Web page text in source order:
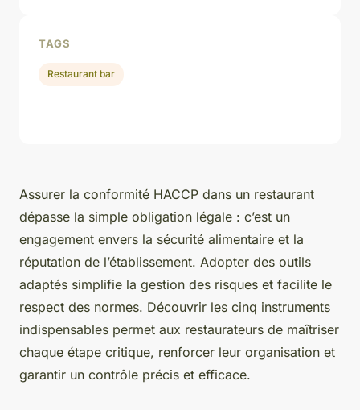
Assurer la conformité HACCP dans un restaurant
dépasse la simple obligation légale : c’est un
engagement envers la sécurité alimentaire et la
réputation de l’établissement. Adopter des outils
adaptés simplifie la gestion des risques et facilite le
respect des normes. Découvrir les cinq instruments
indispensables permet aux restaurateurs de maîtriser
chaque étape critique, renforcer leur organisation et
garantir un contrôle précis et efficace.
TAGS
Restaurant bar